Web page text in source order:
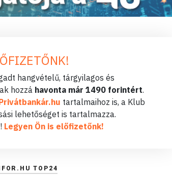
hangvételű, tárgyilagos és
hozzá havonta már 1490 forintért.
tartalmaihoz is, a Klub
lehetőséget is tartalmazza.
Legyen Ön is előfizetőnk!
TOP24